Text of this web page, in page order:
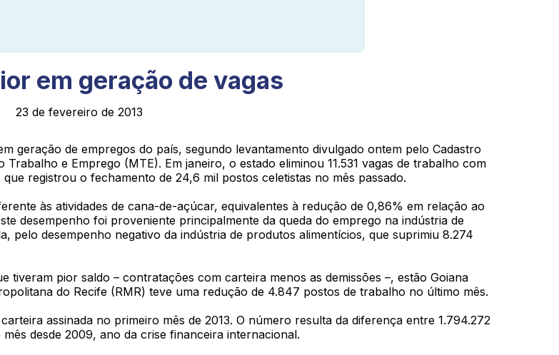
em geração de vagas
23 de fevereiro de 2013
geração de empregos do país, segundo levantamento divulgado ontem pelo Cadastro
e Emprego (MTE). Em janeiro, o estado eliminou 11.531 vagas de trabalho com
registrou o fechamento de 24,6 mil postos celetistas no mês passado.
às atividades de cana-de-açúcar, equivalentes à redução de 0,86% em relação ao
desempenho foi proveniente principalmente da queda do emprego na indústria de
desempenho negativo da indústria de produtos alimentícios, que suprimiu 8.274
tiveram pior saldo – contratações com carteira menos as demissões –, estão Goiana
do Recife (RMR) teve uma redução de 4.847 postos de trabalho no último mês.
assinada no primeiro mês de 2013. O número resulta da diferença entre 1.794.272
desde 2009, ano da crise financeira internacional.